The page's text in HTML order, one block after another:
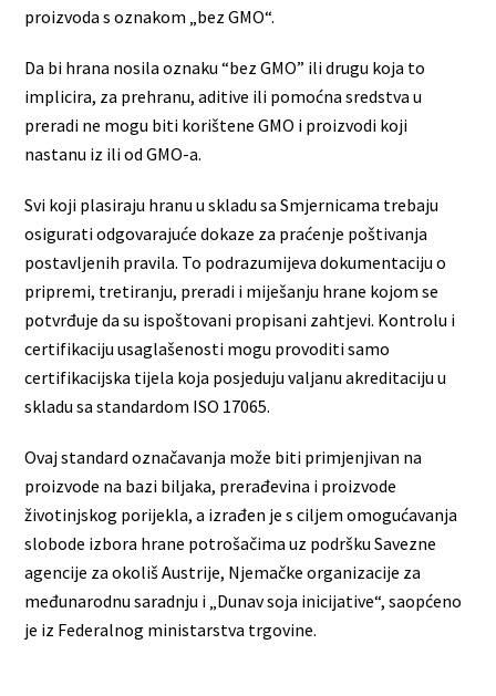
proizvoda s oznakom „bez GMO“.
Da bi hrana nosila oznaku “bez GMO” ili drugu koja to
implicira, za prehranu, aditive ili pomoćna sredstva u
preradi ne mogu biti korištene GMO i proizvodi koji
nastanu iz ili od GMO-a.
Svi koji plasiraju hranu u skladu sa Smjernicama trebaju
osigurati odgovarajuće dokaze za praćenje poštivanja
postavljenih pravila. To podrazumijeva dokumentaciju o
pripremi, tretiranju, preradi i miješanju hrane kojom se
potvrđuje da su ispoštovani propisani zahtjevi. Kontrolu i
certifikaciju usaglašenosti mogu provoditi samo
certifikacijska tijela koja posjeduju valjanu akreditaciju u
skladu sa standardom ISO 17065.
Ovaj standard označavanja može biti primjenjivan na
proizvode na bazi biljaka, prerađevina i proizvode
životinjskog porijekla, a izrađen je s ciljem omogućavanja
slobode izbora hrane potrošačima uz podršku Savezne
agencije za okoliš Austrije, Njemačke organizacije za
međunarodnu saradnju i „Dunav soja inicijative“, saopćeno
je iz Federalnog ministarstva trgovine.